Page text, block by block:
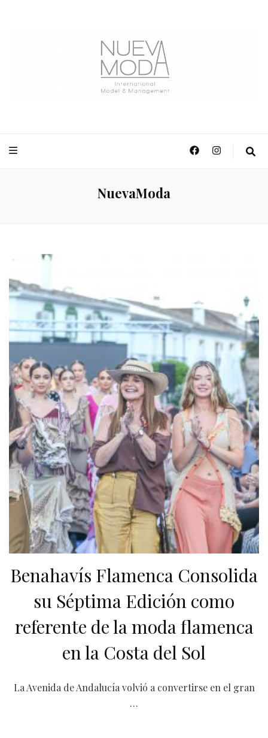
NuevaModa
Benahavís Flamenca Consolida
su Séptima Edición como
referente de la moda flamenca
en la Costa del Sol
La Avenida de Andalucía volvió a convertirse en el gran
…